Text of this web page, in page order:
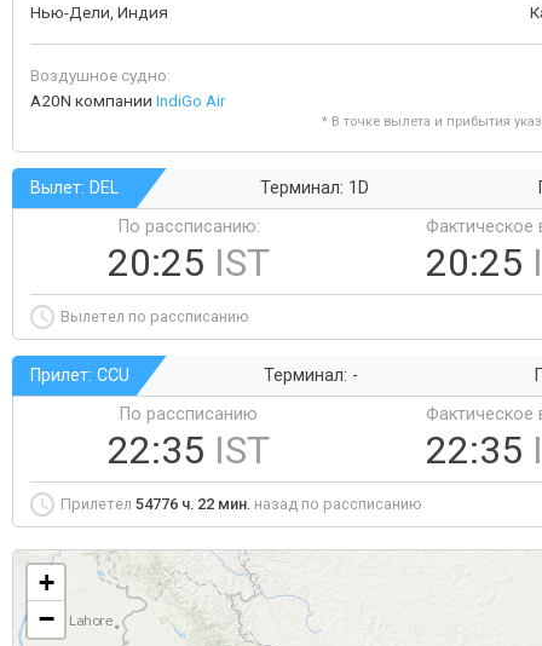
Нью-Дели, Индия
Воздушное судно:
A20N компании IndiGo Air
* В точке вылета и прибытия
Вылет: DEL Терминал: 1D
По рассписанию:
20:25 IST
Фактическое
20:25
Вылетел по рассписанию
Прилет: CCU Терминал: -
По рассписанию
22:35 IST
Фактическое
22:35
Прилетел 54776 ч. 22 мин. назад по рассписанию
+
−